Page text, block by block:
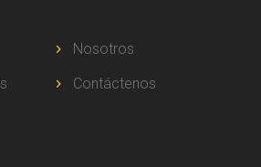
Nosotros
Contáctenos